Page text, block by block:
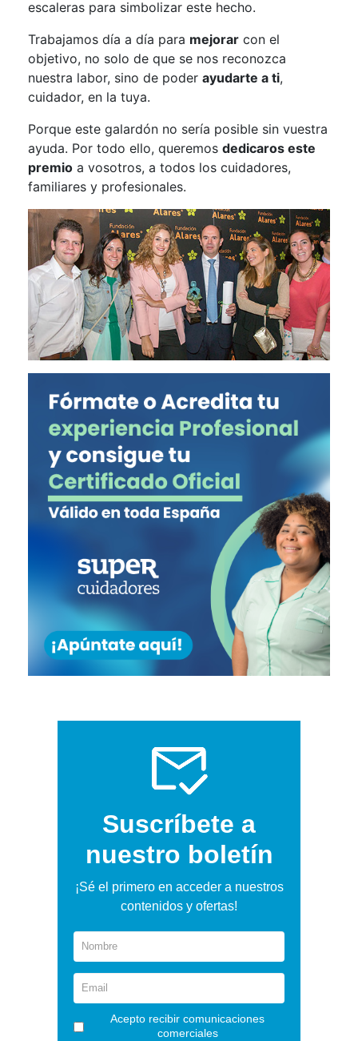
escaleras para simbolizar este hecho.
Trabajamos día a día para mejorar con el
objetivo, no solo de que se nos reconozca
nuestra labor, sino de poder ayudarte a ti,
cuidador, en la tuya.
Porque este galardón no sería posible sin vuestra
ayuda. Por todo ello, queremos dedicaros este
premio a vosotros, a todos los cuidadores,
familiares y profesionales.
Suscríbete a
nuestro boletín
¡Sé el primero en acceder a nuestros
contenidos y ofertas!
Acepto recibir comunicaciones
comerciales